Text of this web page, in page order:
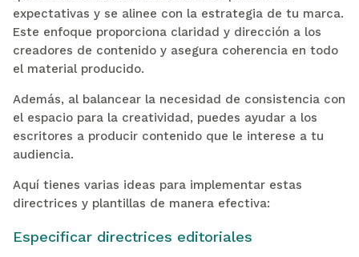
expectativas y se alinee con la estrategia de tu marca.
Este enfoque proporciona claridad y dirección a los
creadores de contenido y asegura coherencia en todo
el material producido.
Además, al balancear la necesidad de consistencia con
el espacio para la creatividad, puedes ayudar a los
escritores a producir contenido que le interese a tu
audiencia.
Aquí tienes varias ideas para implementar estas
directrices y plantillas de manera efectiva:
Especificar directrices editoriales